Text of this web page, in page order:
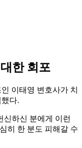
한 회포
이태영 변호사가 치
다.
신하신 분에게 이런
히 한 분도 피해갈 수